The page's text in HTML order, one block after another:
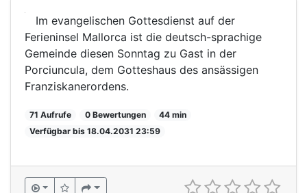
Im evangelischen Gottesdienst auf der
Ferieninsel Mallorca ist die deutsch-sprachige
Gemeinde diesen Sonntag zu Gast in der
Porciuncula, dem Gotteshaus des ansässigen
Franziskanerordens.
71 Aufrufe 0 Bewertungen
44 min
Verfügbar bis 18.04.2031 23:59